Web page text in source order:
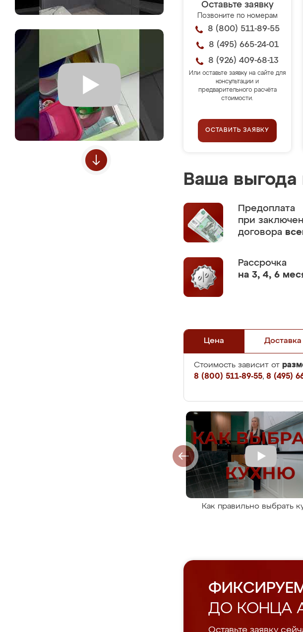
Оставьте заявку
Позвоните по номерам
8 (800) 511-89-55
8 (495) 665-24-01
8 (926) 409-68-13
Или оставьте заявку на сайте для
консультации и
предварительного расчёта
стоимости.
ОСТАВИТЬ ЗАЯВКУ
Ваша выгода
Предоплата
при
договора
Рассрочка
на 3, 4, 6
Цена Доставка
Стоимость зависит от
8 (800) 511-89-55, 8 (495)
Как правильно выбрать
ДО КОНЦА
Оставьте заявку